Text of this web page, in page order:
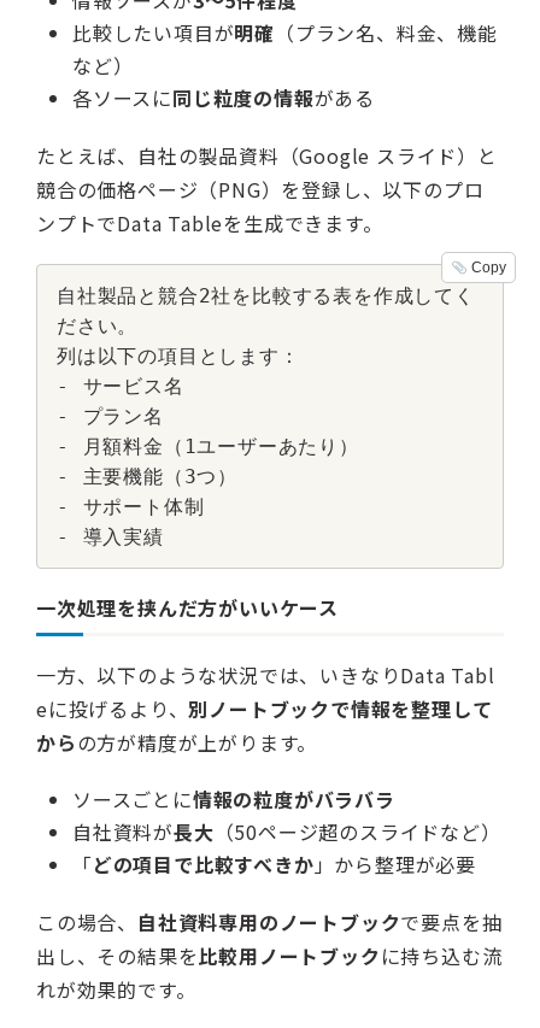
比較したい項目が明確 （プラン名、料金、機能
など）
各ソースに同じ粒度の情報がある
たとえば、自社の製品資料（Google スライド）と
競合の価格ページ（PNG）を登録し、以下のプロ
ンプトでData Tableを生成できます。
Copy
自社製品と競合2社を比較する表を作成してく
ださい。
列は以下の項目とします：
- サービス名
- プラン名
- 月額料金（1ユーザーあたり）
- 主要機能（3つ）
- サポート体制
- 導入実績
一次処理を挟んだ方がいいケース
一方、以下のような状況では、いきなりData Tabl
eに投げるより、別ノートブックで情報を整理して
からの方が精度が上がります。
ソースごとに情報の粒度がバラバラ
自社資料が長大 （50ページ超のスライドなど）
「どの項目で比較すべきか 」から整理が必要
この場合、 自社資料専用のノートブックで要点を抽
出し、その結果を比較用ノートブックに持ち込む流
れが効果的です。